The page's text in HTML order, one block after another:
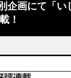
画にて「い
！